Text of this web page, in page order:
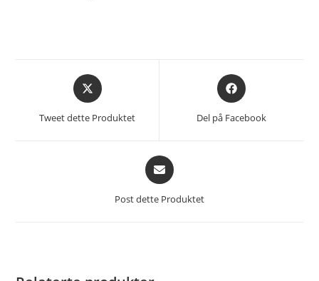
Åpnes
i
nytt
Tweet dette Produktet
Åpnes
i
et
nytt
Del på Facebook
Åpnes
i
nytt
Post dette Produktet